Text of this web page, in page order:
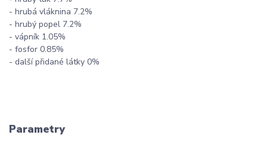
- hrubá vláknina 7.2%
- hrubý popel 7.2%
- vápník 1.05%
- fosfor 0.85%
- další přidané látky 0%
Parametry